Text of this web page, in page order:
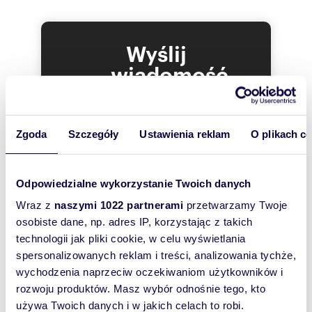
Zgoda Szczegóły Ustawienia reklam O plikach
Odpowiedzialne wykorzystanie Twoich danych
Wraz z naszymi 1022 partnerami przetwarzamy Twoje
osobiste dane, np. adres IP, korzystając z takich
technologii jak pliki cookie, w celu wyświetlania
spersonalizowanych reklam i treści, analizowania tychże,
wychodzenia naprzeciw oczekiwaniom użytkowników i
rozwoju produktów. Masz wybór odnośnie tego, kto
używa Twoich danych i w jakich celach to robi.
Wyślij
wiadomość
sposób, aby
właściciel
oferty
szybko się z
Tobą
skontaktował!